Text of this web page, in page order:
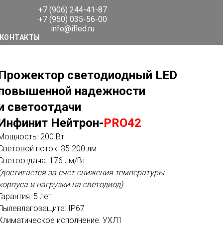
+7 (906) 244-41-87
+7 (950) 035-56-00
info@ifled.ru
КОНТАКТЫ
светодиодный LED
надежности
светоотдачи
Нейтрон-PRO42
200 Вт
поток: 35 200 лм
176 лм/Вт
за счет снижения температуры
и нагрузки на светодиод)
5 лет
IP67
исполнение: УХЛ1